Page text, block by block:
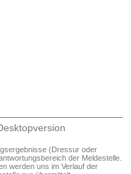
(Dressur oder
der Meldestelle.
werden uns im Verlauf der